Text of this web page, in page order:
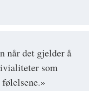
når det gjelder å
som